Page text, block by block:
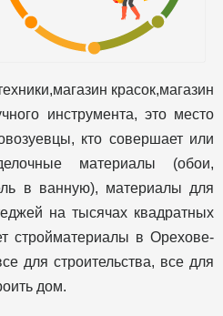
красок,магазин
инструмента, это место
кто совершает или
материалы (обои,
в ванную), материалы для
на тысячах квадратных
стройматериалы в Орехове-
для строительства, все для
дом.